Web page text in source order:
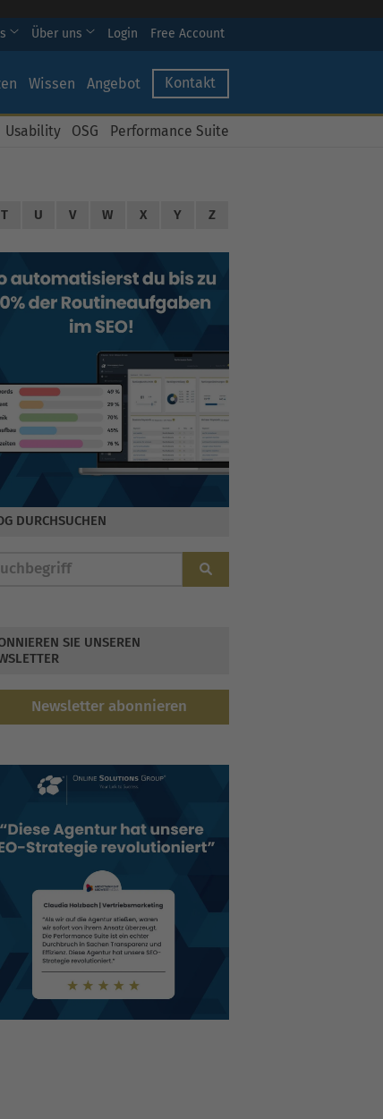
Über uns Login Free Account
Wissen Angebot Kontakt
Usability OSG Performance Suite
T U V W X Y Z
DURCHSUCHEN
SIE UNSEREN
Newsletter abonnieren